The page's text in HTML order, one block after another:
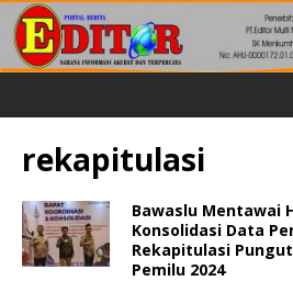
rekapitulasi
Bawaslu Mentawai
Konsolidasi Data
Rekapitulasi
Pemilu 2024